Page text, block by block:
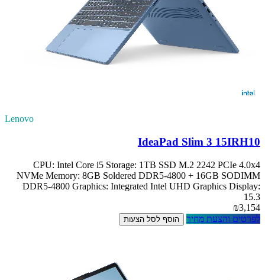
Lenovo
IdeaPad Slim 3 15IRH10
CPU: Intel Core i5 Storage: 1TB SSD M.2 2242 PCIe 4.0x4
NVMe Memory: 8GB Soldered DDR5-4800 + 16GB SODIMM
DDR5-4800 Graphics: Integrated Intel UHD Graphics Display:
15.3
₪3,154
לפרטים והצעת מחיר
הוסף לסל הצעות